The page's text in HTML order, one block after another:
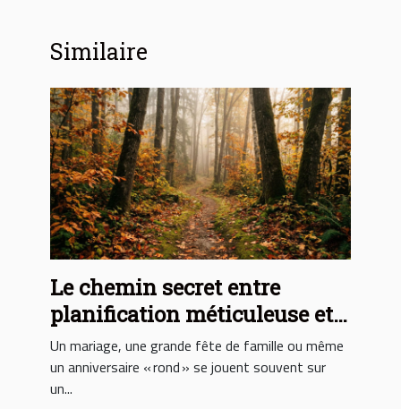
Similaire
Le chemin secret entre
planification méticuleuse et
moments inoubliables
Un mariage, une grande fête de famille ou même
un anniversaire « rond » se jouent souvent sur
un...